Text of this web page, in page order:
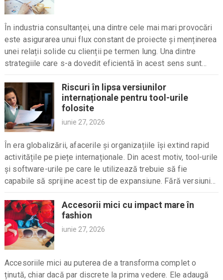
În industria consultanței, una dintre cele mai mari provocări
este asigurarea unui flux constant de proiecte și menținerea
unei relații solide cu clienții pe termen lung. Una dintre
strategiile care s-a dovedit eficientă în acest sens sunt
Riscuri în lipsa versiunilor
internaționale pentru tool-urile
folosite
iunie 27, 2026
În era globalizării, afacerile și organizațiile își extind rapid
activitățile pe piețe internaționale. Din acest motiv, tool-urile
și software-urile pe care le utilizează trebuie să fie
capabile să sprijine acest tip de expansiune. Fără versiuni
Accesorii mici cu impact mare în
fashion
iunie 27, 2026
Accesoriile mici au puterea de a transforma complet o
ținută, chiar dacă par discrete la prima vedere. Ele adaugă